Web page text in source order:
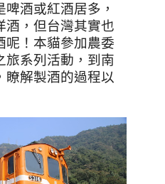
酒或紅酒居多，
酒，但台灣其實也
呢！本貓參加農委
旅系列活動，到南
瞭解製酒的過程以